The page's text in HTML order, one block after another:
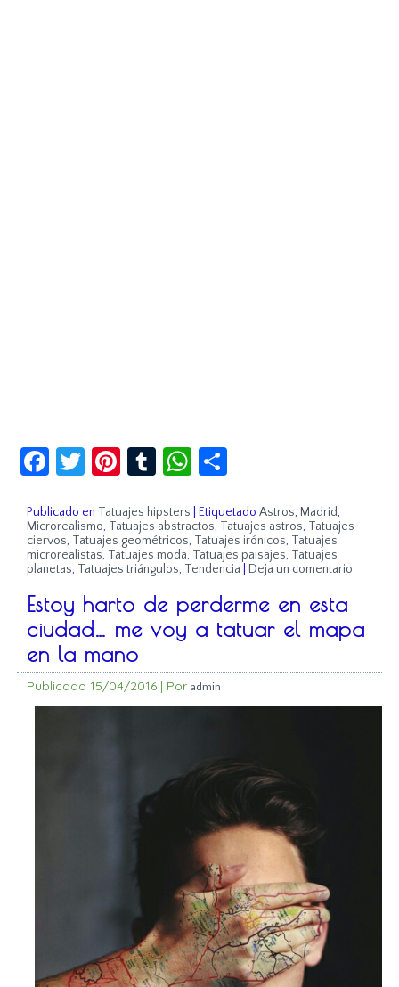
Facebook
Twitter
Pinterest
TumblrWhatsApp
Publicado en Tatuajes hipsters Etiquetado Astros, Madrid,
Microrealismo, Tatuajes abstractos, Tatuajes astros, Tatuajes
ciervos, Tatuajes geométricos, Tatuajes irónicos, Tatuajes
microrealistas, Tatuajes moda, Tatuajes paisajes, Tatuajes
planetas, Tatuajes triángulos, Tendencia Deja un comentario
Estoy harto de perderme en esta
ciudad… me voy a tatuar el mapa
en la mano
Publicado 15/04/2016 | Por admin